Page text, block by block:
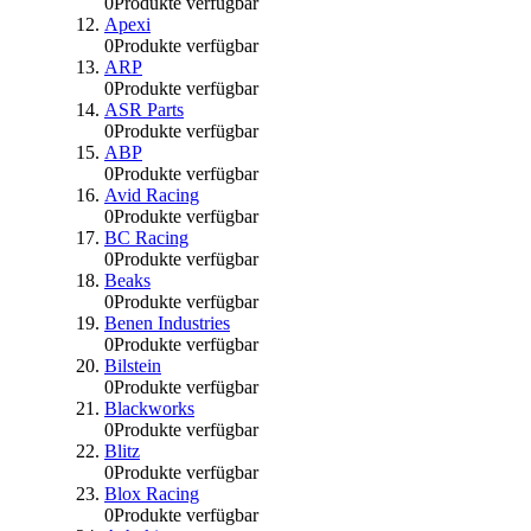
Apexi
0Produkte verfügbar
ARP
0Produkte verfügbar
ASR Parts
0Produkte verfügbar
ABP
0Produkte verfügbar
Avid Racing
0Produkte verfügbar
BC Racing
0Produkte verfügbar
Beaks
0Produkte verfügbar
Benen Industries
0Produkte verfügbar
Bilstein
0Produkte verfügbar
Blackworks
0Produkte verfügbar
Blitz
0Produkte verfügbar
Blox Racing
0Produkte verfügbar